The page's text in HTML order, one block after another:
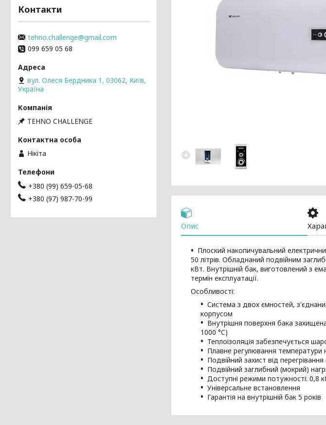
Опис
Плоский накопичувальний
50 літрів. Обладнаний подвійним
кВт. Внутрішній бак, виготовлений з
термін експлуатації.
Особливості:
Система з двох ємностей,
корпусом
Внутрішня поверхня бака
1000 °C)
Теплоізоляція забезпечується
Плавне регулювання температури
Подвійний захист від
Подвійний заглибний (мокрий)
Доступні режими потужності: 0,8
Універсальне встановлення
Гарантія на внутрішній бак 5 років
Контакти
tehno.challenge@gmail.com
099 659 05 68
вул. Олеся Бердника 1, 03062, Київ,
Україна
TEHNO CHALLENGE
Нікіта
+380 (99) 659-05-68
+380 (97) 987-70-99